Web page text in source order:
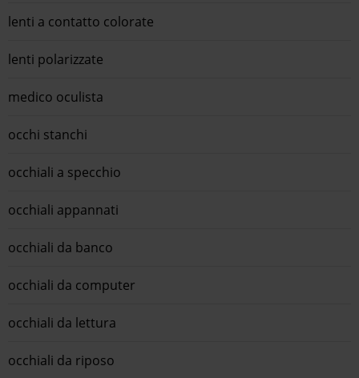
lenti a contatto colorate
lenti polarizzate
medico oculista
occhi stanchi
occhiali a specchio
occhiali appannati
occhiali da banco
occhiali da computer
occhiali da lettura
occhiali da riposo